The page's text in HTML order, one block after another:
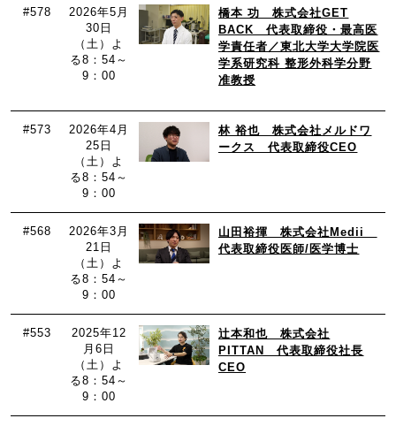
#578
2026年5月
30日
（土）よ
る8：54～
9：00
橋本 功 株式会社GET
BACK 代表取締役・最高医
学責任者／東北大学大学院医
学系研究科 整形外科学分野
准教授
#573
2026年4月
25日
（土）よ
る8：54～
9：00
林 裕也 株式会社メルドワ
ークス 代表取締役CEO
#568
2026年3月
21日
（土）よ
る8：54～
9：00
山田裕揮 株式会社Medii
代表取締役医師/医学博士
#553
2025年12
月6日
（土）よ
る8：54～
9：00
辻本和也 株式会社
PITTAN 代表取締役社長
CEO